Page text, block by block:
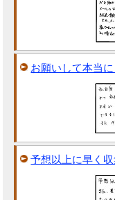
お願いして本当
予想以上に早く